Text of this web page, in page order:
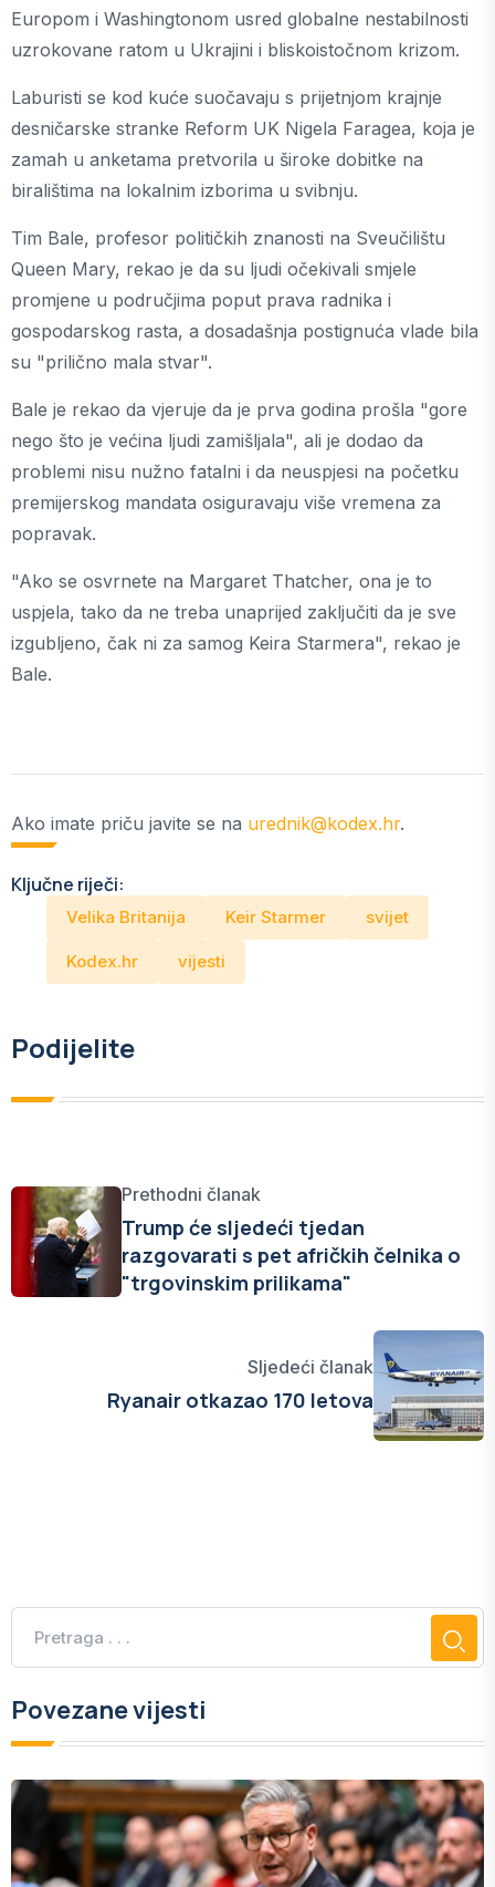
Europom i Washingtonom usred globalne nestabilnosti
uzrokovane ratom u Ukrajini i bliskoistočnom krizom.
Laburisti se kod kuće suočavaju s prijetnjom krajnje
desničarske stranke Reform UK Nigela Faragea, koja je
zamah u anketama pretvorila u široke dobitke na
biralištima na lokalnim izborima u svibnju.
Tim Bale, profesor političkih znanosti na Sveučilištu
Queen Mary, rekao je da su ljudi očekivali smjele
promjene u područjima poput prava radnika i
gospodarskog rasta, a dosadašnja postignuća vlade bila
su "prilično mala stvar".
Bale je rekao da vjeruje da je prva godina prošla "gore
nego što je većina ljudi zamišljala", ali je dodao da
problemi nisu nužno fatalni i da neuspjesi na početku
premijerskog mandata osiguravaju više vremena za
popravak.
"Ako se osvrnete na Margaret Thatcher, ona je to
uspjela, tako da ne treba unaprijed zaključiti da je sve
izgubljeno, čak ni za samog Keira Starmera", rekao je
Bale.
Ako imate priču javite se na urednik@kodex.hr.
Ključne riječi:
Velika Britanija Keir Starmer svijet
Kodex.hr vijesti
Podijelite
Prethodni članak
Trump će sljedeći tjedan
razgovarati s pet afričkih čelnika o
"trgovinskim prilikama"
Sljedeći članak
Ryanair otkazao 170 letova
Povezane vijesti